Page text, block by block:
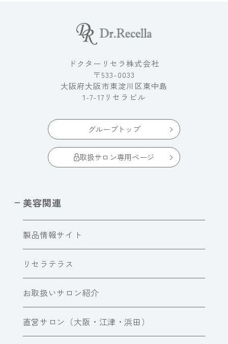
ドクターリセラ株式会社
〒533-0033
大阪府大阪市東淀川区東中島
1-7-17リセラビル
グループトップ
取扱サロン専用ページ
美容関連
製品情報サイト
リセラテラス
お取扱いサロン紹介
直営サロン（大阪・江津・浜田）